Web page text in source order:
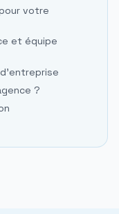
votre
et équipe
?